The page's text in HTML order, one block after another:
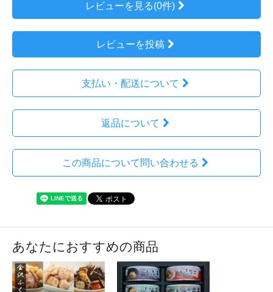
レビューを見る(0件)
レビューを投稿
支払い・配送について
返品について
この商品について問い合わせる
あなたにおすすめの商品